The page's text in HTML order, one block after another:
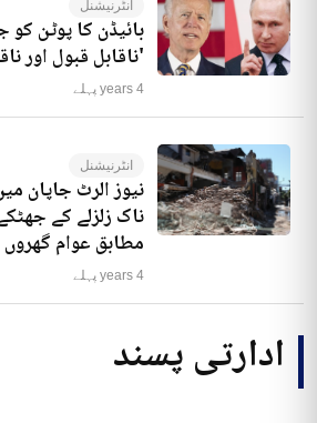
انٹرنیشنل
بائیڈن کا پوٹن
'ناقابل قبول اور
4 years پہلے
انٹرنیشنل
ناک زلزلے کے
مطابق عوام گھروں
4 years پہلے
ادارتی پسند